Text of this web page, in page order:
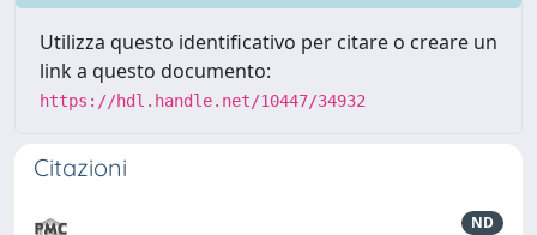
Utilizza questo identificativo per citare o creare un
link a questo documento:
https://hdl.handle.net/10447/34932
Citazioni
ND